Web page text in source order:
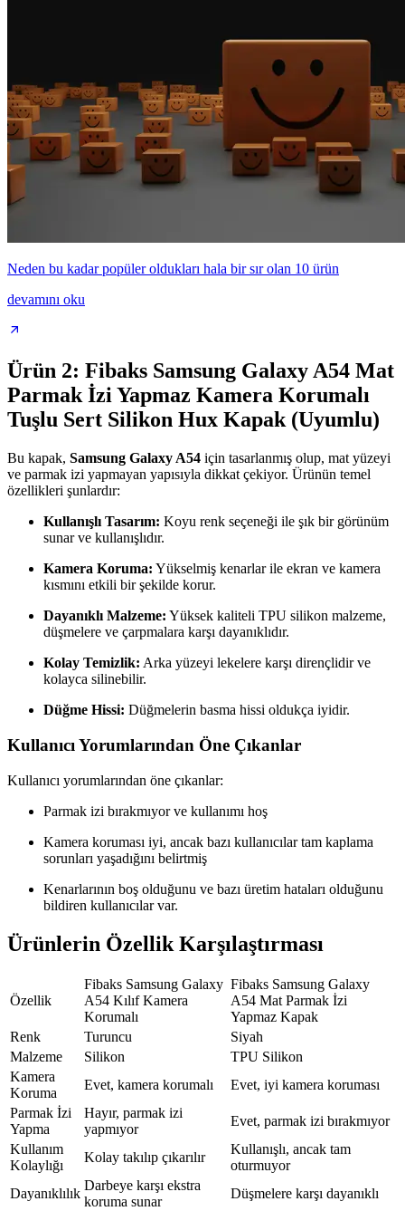
Neden bu kadar popüler oldukları hala bir sır olan 10 ürün
devamını oku
Ürün 2: Fibaks Samsung Galaxy A54 Mat
Parmak İzi Yapmaz Kamera Korumalı
Tuşlu Sert Silikon Hux Kapak (Uyumlu)
Bu kapak, Samsung Galaxy A54 için tasarlanmış olup, mat yüzeyi
ve parmak izi yapmayan yapısıyla dikkat çekiyor. Ürünün temel
özellikleri şunlardır:
Kullanışlı Tasarım: Koyu renk seçeneği ile şık bir görünüm
sunar ve kullanışlıdır.
Kamera Koruma: Yükselmiş kenarlar ile ekran ve kamera
kısmını etkili bir şekilde korur.
Dayanıklı Malzeme: Yüksek kaliteli TPU silikon malzeme,
düşmelere ve çarpmalara karşı dayanıklıdır.
Kolay Temizlik: Arka yüzeyi lekelere karşı dirençlidir ve
kolayca silinebilir.
Düğme Hissi: Düğmelerin basma hissi oldukça iyidir.
Kullanıcı Yorumlarından Öne Çıkanlar
Kullanıcı yorumlarından öne çıkanlar:
Parmak izi bırakmıyor ve kullanımı hoş
Kamera koruması iyi, ancak bazı kullanıcılar tam kaplama
sorunları yaşadığını belirtmiş
Kenarlarının boş olduğunu ve bazı üretim hataları olduğunu
bildiren kullanıcılar var.
Ürünlerin Özellik Karşılaştırması
Özellik
Fibaks Samsung Galaxy
A54 Kılıf Kamera
Korumalı
Fibaks Samsung Galaxy
A54 Mat Parmak İzi
Yapmaz Kapak
Renk
Turuncu
Siyah
Malzeme
Silikon
TPU Silikon
Kamera
Koruma
Evet, kamera korumalı
Evet, iyi kamera koruması
Parmak İzi
Yapma
Hayır, parmak izi
yapmıyor
Evet, parmak izi bırakmıyor
Kullanım
Kolaylığı
Kolay takılıp çıkarılır
Kullanışlı, ancak tam
oturmuyor
Dayanıklılık
Darbeye karşı ekstra
koruma sunar
Düşmelere karşı dayanıklı